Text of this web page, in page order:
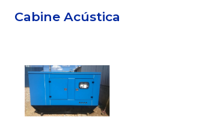
Cabine Acústica